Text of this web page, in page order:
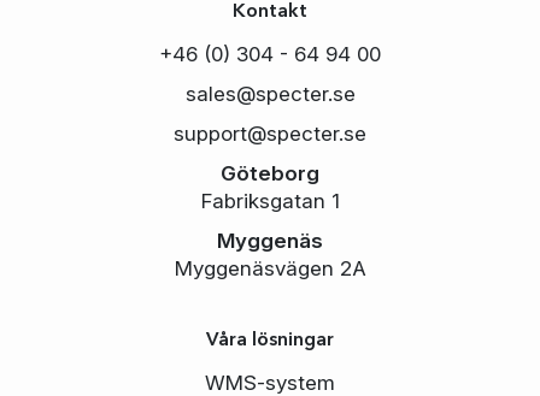
Kontakt
+46 (0) 304 - 64 94 00
sales@specter.se
support@specter.se
Göteborg
Fabriksgatan 1
Myggenäs
Myggenäsvägen 2A
Våra lösningar
WMS-system